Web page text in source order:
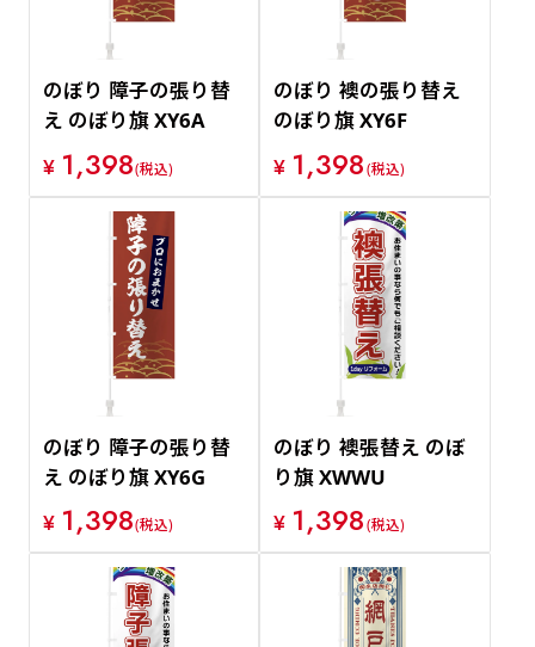
のぼり 障子の張り替
え のぼり旗 XY6A
¥ 1,398(税込)
のぼり 襖の張り替え
のぼり旗 XY6F
¥ 1,398(税込)
のぼり 障子の張り替
え のぼり旗 XY6G
¥ 1,398(税込)
のぼり 襖張替え のぼ
り旗 XWWU
¥ 1,398(税込)